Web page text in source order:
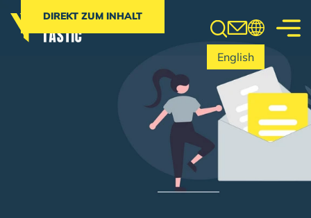
DIREKT ZUM INHALT
English